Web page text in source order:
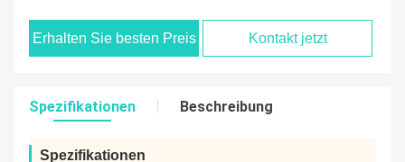
Erhalten Sie besten Preis Kontakt jetzt
Spezifikationen Beschreibung
Spezifikationen